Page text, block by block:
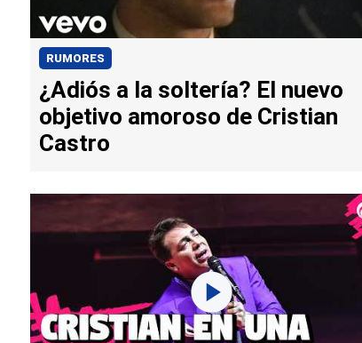
RUMORES
¿Adiós a la soltería? El nuevo
objetivo amoroso de Cristian
Castro